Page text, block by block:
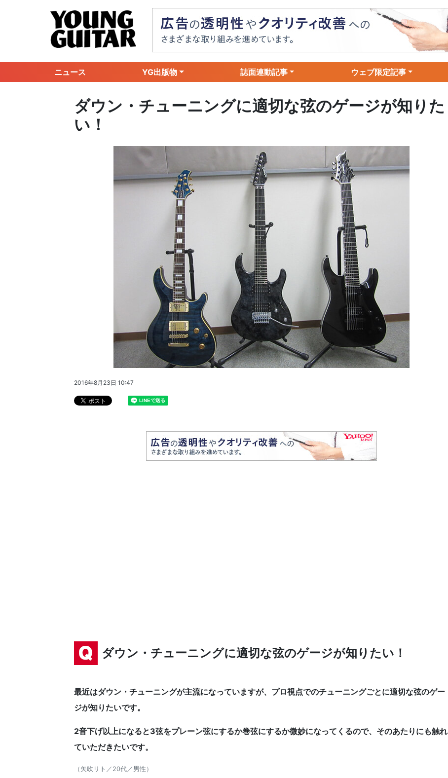
ニュース YG出版物 誌面連動記事 ウェブ限定記事
ダウン・チューニングに適切な弦のゲージが知りた
い！
2016年8月23日 10:47
ダウン・チューニングに適切な弦のゲージが知りたい！
最近はダウン・チューニングが主流になっていますが、プロ視点でのチューニングごとに適切な弦のゲー
ジが知りたいです。
2音下げ以上になると3弦をプレーン弦にするか巻弦にするか微妙になってくるので、そのあたりにも触れ
ていただきたいです。
（矢吹リト／20代／男性）